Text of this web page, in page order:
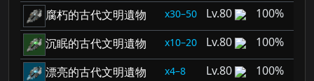
腐朽的古代文明遺物
30–50 80
100%
沉眠的古代文明遺物
10–20 80
100%
漂亮的古代文明遺物
4–8 80
100%